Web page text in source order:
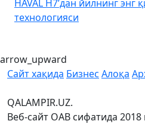
Kia Uzbekistan – Kia Sonet
бошланадиган муддатли
arrow_upward
Сайт хақида Бизнес Алоқа
QALAMPIR.UZ.
Веб-сайт ОАВ сифатида 2018